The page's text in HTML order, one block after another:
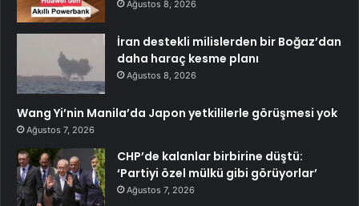
Ağustos 8, 2026
İran destekli milislerden bir Boğaz’dan
daha haraç kesme planı
Ağustos 8, 2026
Wang Yi’nin Manila’da Japon yetkililerle görüşmesi yok
Ağustos 7, 2026
CHP’de kalanlar birbirine düştü:
‘Partiyi özel mülkü gibi görüyorlar’
Ağustos 7, 2026